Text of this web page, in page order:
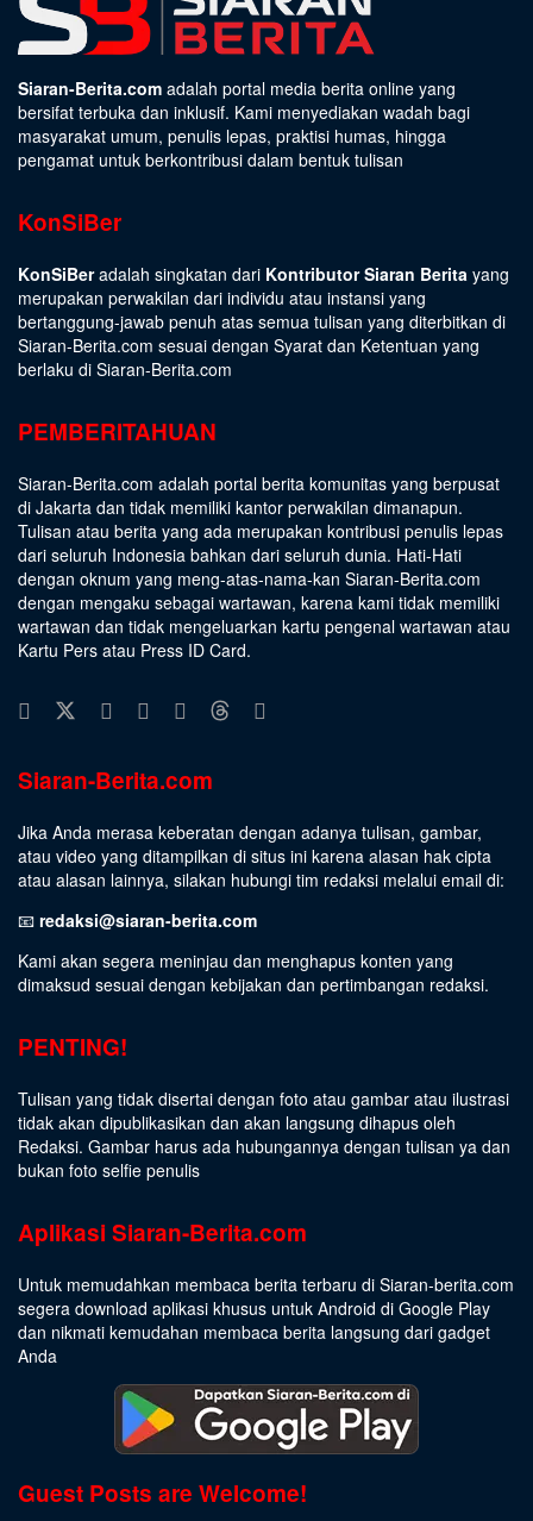
Siaran-Berita.com adalah portal media berita online yang
bersifat terbuka dan inklusif. Kami menyediakan wadah bagi
masyarakat umum, penulis lepas, praktisi humas, hingga
pengamat untuk berkontribusi dalam bentuk tulisan
KonSiBer
KonSiBeradalah singkatan dari Kontributor Siaran Berita yang
merupakan perwakilan dari individu atau instansi yang
bertanggung-jawab penuh atas semua tulisan yang diterbitkan di
Siaran-Berita.com sesuai dengan Syarat dan Ketentuan yang
berlaku di Siaran-Berita.com
PEMBERITAHUAN
Siaran-Berita.com adalah portal berita komunitas yang berpusat
di Jakarta dan tidak memiliki kantor perwakilan dimanapun.
Tulisan atau berita yang ada merupakan kontribusi penulis lepas
dari seluruh Indonesia bahkan dari seluruh dunia. Hati-Hati
dengan oknum yang meng-atas-nama-kan Siaran-Berita.com
dengan mengaku sebagai wartawan, karena kami tidak memiliki
wartawan dan tidak mengeluarkan kartu pengenal wartawan atau
Kartu Pers atau Press ID Card.
Siaran-Berita.com
Jika Anda merasa keberatan dengan adanya tulisan, gambar,
atau video yang ditampilkan di situs ini karena alasan hak cipta
atau alasan lainnya, silakan hubungi tim redaksi melalui email di:
📧 redaksi@siaran-berita.com
Kami akan segera meninjau dan menghapus konten yang
dimaksud sesuai dengan kebijakan dan pertimbangan redaksi.
PENTING!
Tulisan yang tidak disertai dengan foto atau gambar atau ilustrasi
tidak akan dipublikasikan dan akan langsung dihapus oleh
Redaksi. Gambar harus ada hubungannya dengan tulisan ya dan
bukan foto selfie penulis
Aplikasi Siaran-Berita.com
Untuk memudahkan membaca berita terbaru di Siaran-berita.com
segera download aplikasi khusus untuk Android di Google Play
dan nikmati kemudahan membaca berita langsung dari gadget
Anda
Guest Posts are Welcome!